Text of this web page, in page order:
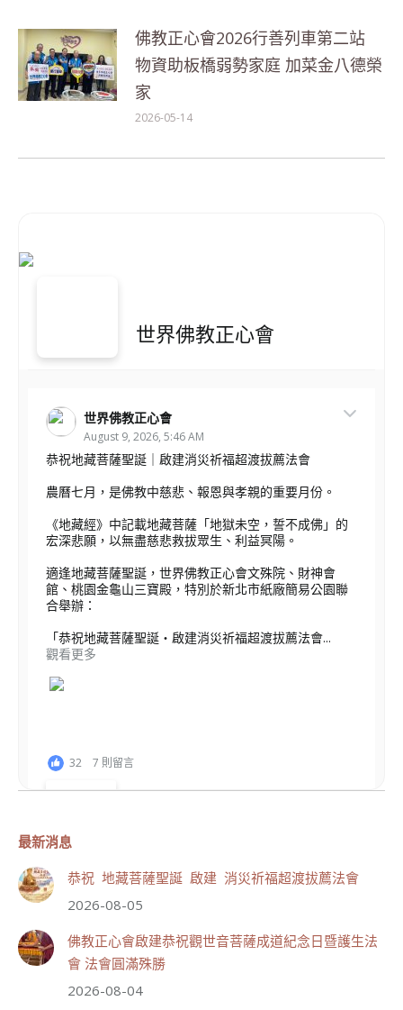
佛教正心會2026行善列車第二站
物資助板橋弱勢家庭 加菜金八德榮
家
2026-05-14
世界佛教正心會
世界佛教正心會
August 9, 2026, 5:46 AM
恭祝地藏菩薩聖誕｜啟建消災祈福超渡拔薦法會
農曆七月，是佛教中慈悲、報恩與孝親的重要月份。
《地藏經》中記載地藏菩薩「地獄未空，誓不成佛」的
宏深悲願，以無盡慈悲救拔眾生、利益冥陽。
適逢地藏菩薩聖誕，世界佛教正心會文殊院、財神會
館、桃園金龜山三寶殿，特別於新北市紙廠簡易公園聯
合舉辦：
「恭祝地藏菩薩聖誕・啟建消災祈福超渡拔薦法會...
觀看更多
32 7 則留言
分享
August 9, 2026, 12:45 AM
世界佛教正心會 新聞報導]
會，法會圓滿殊勝！
#觀世音菩薩成道紀念日
#恆性嘉措仁波且
最新消息
恭祝 地藏菩薩聖誕 啟建 消災祈福超渡拔薦法會
2026-08-05
佛教正心會啟建恭祝觀世音菩薩成道紀念日暨護生法
會 法會圓滿殊勝
2026-08-04